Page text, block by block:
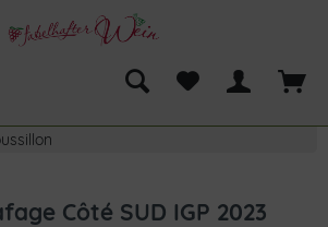
Côté SUD IGP 2023